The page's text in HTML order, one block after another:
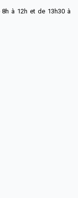
à 12h et de 13h30 à